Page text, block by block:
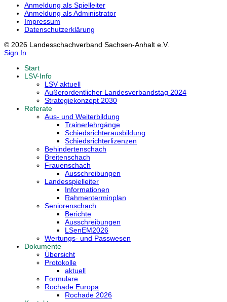
Anmeldung als Spielleiter
Anmeldung als Administrator
Impressum
Datenschutzerklärung
© 2026 Landesschachverband Sachsen-Anhalt e.V.
Sign In
Start
LSV-Info
LSV aktuell
Außerordentlicher Landesverbandstag 2024
Strategiekonzept 2030
Referate
Aus- und Weiterbildung
Trainerlehrgänge
Schiedsrichterausbildung
Schiedsrichterlizenzen
Behindertenschach
Breitenschach
Frauenschach
Ausschreibungen
Landesspielleiter
Informationen
Rahmenterminplan
Seniorenschach
Berichte
Ausschreibungen
LSenEM2026
Wertungs- und Passwesen
Dokumente
Übersicht
Protokolle
aktuell
Formulare
Rochade Europa
Rochade 2026